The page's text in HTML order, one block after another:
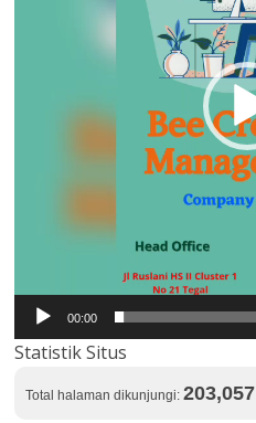
00:00
Statistik Situs
Total halaman dikunjungi:203,057